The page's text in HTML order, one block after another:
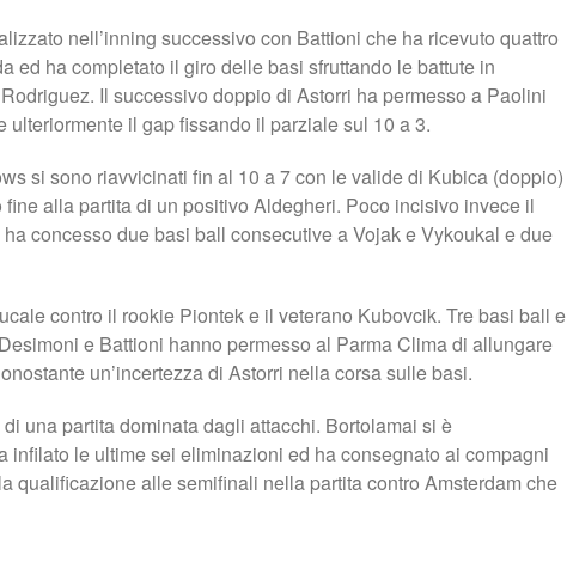
nell’inning successivo con Battioni che ha ricevuto quattro
ed ha completato il giro delle basi sfruttando le battute in
Il successivo doppio di Astorri ha permesso a Paolini
ulteriormente il gap fissando il parziale sul 10 a 3.
si sono riavvicinati fin al 10 a 7 con le valide di Kubica (doppio)
alla partita di un positivo Aldegheri. Poco incisivo invece il
concesso due basi ball consecutive a Vojak e Vykoukal e due
contro il rookie Piontek e il veterano Kubovcik. Tre basi ball e
e Battioni hanno permesso al Parma Clima di allungare
un’incertezza di Astorri nella corsa sulle basi.
di una partita dominata dagli attacchi. Bortolamai si è
infilato le ultime sei eliminazioni ed ha consegnato ai compagni
qualificazione alle semifinali nella partita contro Amsterdam che